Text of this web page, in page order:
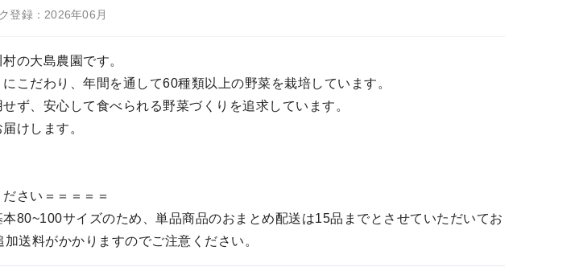
登録：2026年06月
の大島農園です。
こだわり、年間を通して60種類以上の野菜を栽培しています。
ず、安心して食べられる野菜づくりを追求しています。
けします。
さい＝＝＝＝＝
80~100サイズのため、単品商品のおまとめ配送は15品までとさせていただいてお
送料がかかりますのでご注意ください。